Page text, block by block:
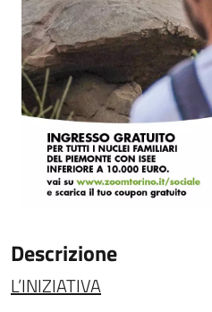
Descrizione
L’INIZIATIVA